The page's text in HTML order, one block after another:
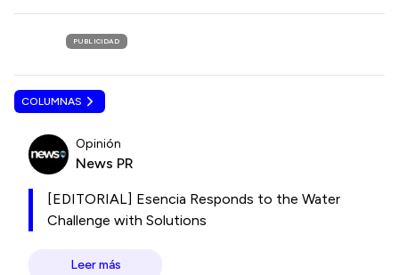
PUBLICIDAD
COLUMNAS
Opinión
News PR
[EDITORIAL] Esencia Responds to the Water
Challenge with Solutions
Leer más